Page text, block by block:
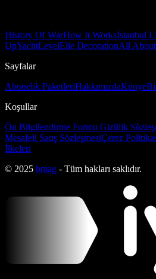
History Of WarHow It Worksİstanbul
UpYachtLevelElle DecorationAll
Sayfalar
Abonelik PaketleriHakkımızdaKünye
Koşullar
Ön Bilgilendirme Formu Gizlilik
Mesafeli Satış SözleşmesiÇerez
İlkeleri
© 2025 bmag - Tüm hakları saklıdır.